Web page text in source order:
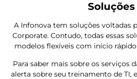
Soluções
A Infonova tem soluções voltadas
Corporate. Contudo, todas essas
modelos flexíveis com início
Para saber mais sobre os serviços
alerta sobre seu treinamento de TI,